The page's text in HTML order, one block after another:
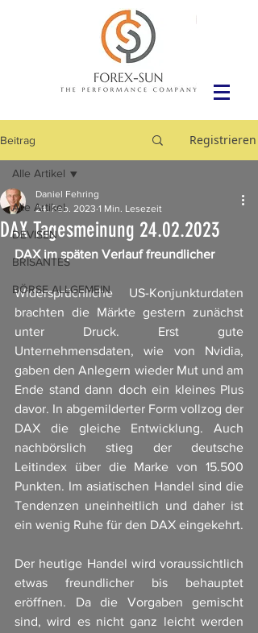
Beitrag Registrieren
Alle Artikel
DEVISEN
BRISANTES
BÖRSE ALLGEMEIN
Alle Artikel
DAX Tagesmeinung 24.02.2023
Daniel Fehring
24. Feb. 2023 1 Min. Lesezeit
DAX im späten Verlauf freundlicher
Widersprüchliche US-Konjunkturdaten
brachten die Märkte gestern zunächst
unter Druck. Erst gute
Unternehmensdaten, wie von Nvidia,
gaben den Anlegern wieder Mut und am
Ende stand dann doch ein kleines Plus
davor. In abgemilderter Form vollzog der
DAX die gleiche Entwicklung. Auch
nachbörslich stieg der deutsche
Leitindex über die Marke von 15.500
Punkten. Im asiatischen Handel sind die
Tendenzen uneinheitlich und daher ist
Der heutige Handel wird voraussichtlich
etwas freundlicher bis behauptet
eröffnen. Da die Vorgaben gemischt
sind, wird es nicht ganz leicht werden